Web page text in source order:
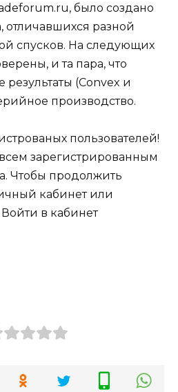
было создано
отличавшихся разной
спусков. На следующих
и та пара, что
(Convex и
производство.
пользователей!
всем зарегистрированным
Чтобы продолжить
кабинет или
в кабинет